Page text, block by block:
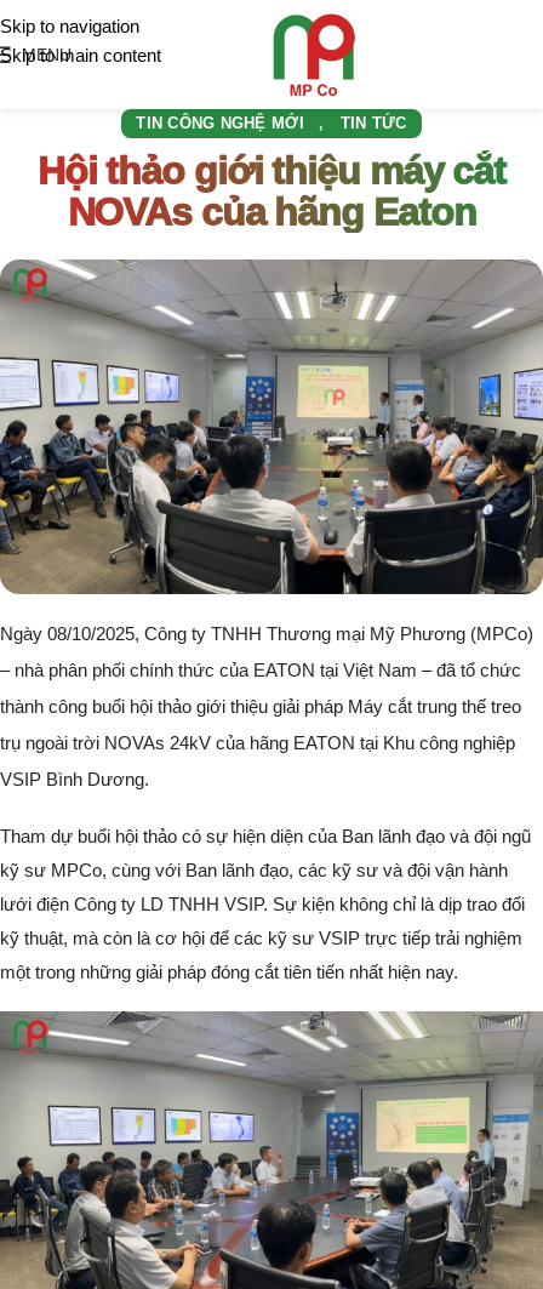
Skip to navigation
Skip to main content
MENU
TIN CÔNG NGHỆ MỚI , TIN TỨC
Hội thảo giới thiệu máy cắt
NOVAs của hãng Eaton
Ngày 08/10/2025, Công ty TNHH Thương mại Mỹ Phương (MPCo)
– nhà phân phối chính thức của EATON tại Việt Nam – đã tổ chức
thành công buổi hội thảo giới thiệu giải pháp Máy cắt trung thế treo
trụ ngoài trời NOVAs 24kV của hãng EATON tại Khu công nghiệp
VSIP Bình Dương.
Tham dự buổi hội thảo có sự hiện diện của Ban lãnh đạo và đội ngũ
kỹ sư MPCo, cùng với Ban lãnh đạo, các kỹ sư và đội vận hành
lưới điện Công ty LD TNHH VSIP. Sự kiện không chỉ là dịp trao đổi
kỹ thuật, mà còn là cơ hội để các kỹ sư VSIP trực tiếp trải nghiệm
một trong những giải pháp đóng cắt tiên tiến nhất hiện nay.